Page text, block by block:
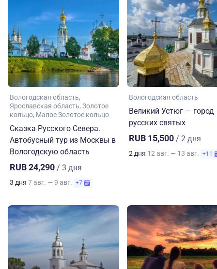
Вологодская область
Ярославская область Золотое
кольцо Малое Золотое кольцо
Сказка Русского Севера.
Автобусный тур из Москвы в
Вологодскую область
RUB 24,290 / 3 дня
3 дня 7 авг. — 9 авг. +7
Вологодская область
Великий Устюг — город
русских святых
RUB 15,500 / 2 дня
2 дня 12 авг. — 13 авг. +11